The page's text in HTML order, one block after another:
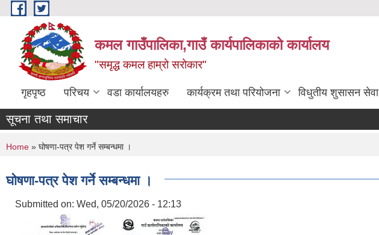
Skip to main content
कमल गाउँपालिका,गाउँ कार्यपालिकाको कार्यालय
"समृद्ध कमल हाम्रो सरोकार"
गृहपृष्ठ परिचय वडा कार्यालयहरु कार्यक्रम तथा परियोजना विधुतीय शुसासन सेवा
सूचना तथा समाचार
You are here
Home » घोषणा-पत्र पेश गर्ने सम्बन्धमा ।
घोषणा-पत्र पेश गर्ने सम्बन्धमा ।
Submitted on: Wed, 05/20/2026 - 12:13